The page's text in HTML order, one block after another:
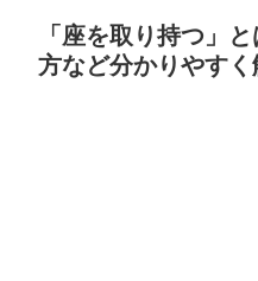
「座を取り持つ」
方など分かりやすく